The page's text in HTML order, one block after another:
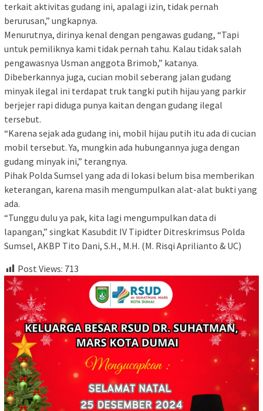
terkait aktivitas gudang ini, apalagi izin, tidak pernah
berurusan,” ungkapnya.
Menurutnya, dirinya kenal dengan pengawas gudang, “Tapi
untuk pemiliknya kami tidak pernah tahu. Kalau tidak salah
pengawasnya Usman anggota Brimob,” katanya.
Dibeberkannya juga, cucian mobil seberang jalan gudang
minyak ilegal ini terdapat truk tangki putih hijau yang parkir
berjejer rapi diduga punya kaitan dengan gudang ilegal
tersebut.
“Karena sejak ada gudang ini, mobil hijau putih itu ada di cucian
mobil tersebut. Ya, mungkin ada hubungannya juga dengan
gudang minyak ini,” terangnya.
Pihak Polda Sumsel yang ada di lokasi belum bisa memberikan
keterangan, karena masih mengumpulkan alat-alat bukti yang
ada.
“Tunggu dulu ya pak, kita lagi mengumpulkan data di
lapangan,” singkat Kasubdit IV Tipidter Ditreskrimsus Polda
Sumsel, AKBP Tito Dani, S.H., M.H. (M. Risqi Aprilianto & UC)
Post Views: 713